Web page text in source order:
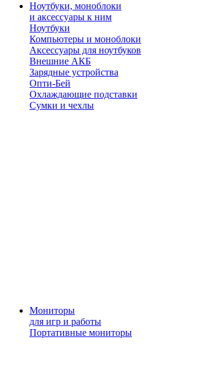
Ноутбуки, моноблоки
и аксессуары к ним
Ноутбуки
Компьютеры и моноблоки
Аксессуары для ноутбуков
Внешние АКБ
Зарядные устройства
Опти-Бей
Охлаждающие подставки
Сумки и чехлы
Мониторы
для игр и работы
Портативные мониторы